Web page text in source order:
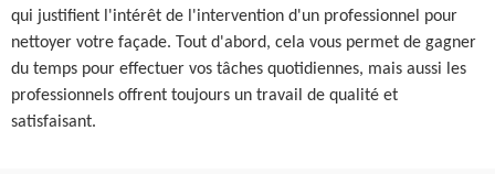
qui justifient l'intérêt de l'intervention d'un professionnel pour
nettoyer votre façade. Tout d'abord, cela vous permet de gagner
du temps pour effectuer vos tâches quotidiennes, mais aussi les
professionnels offrent toujours un travail de qualité et
satisfaisant.